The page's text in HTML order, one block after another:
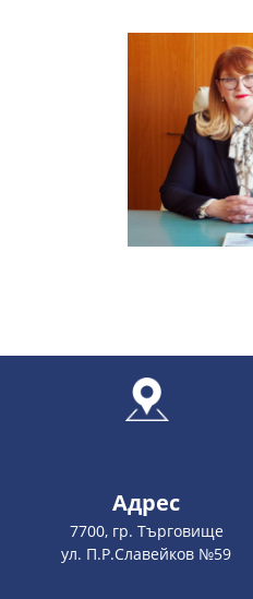
Адрес
7700, гр. Търговище
ул. П.Р.Славейков №59